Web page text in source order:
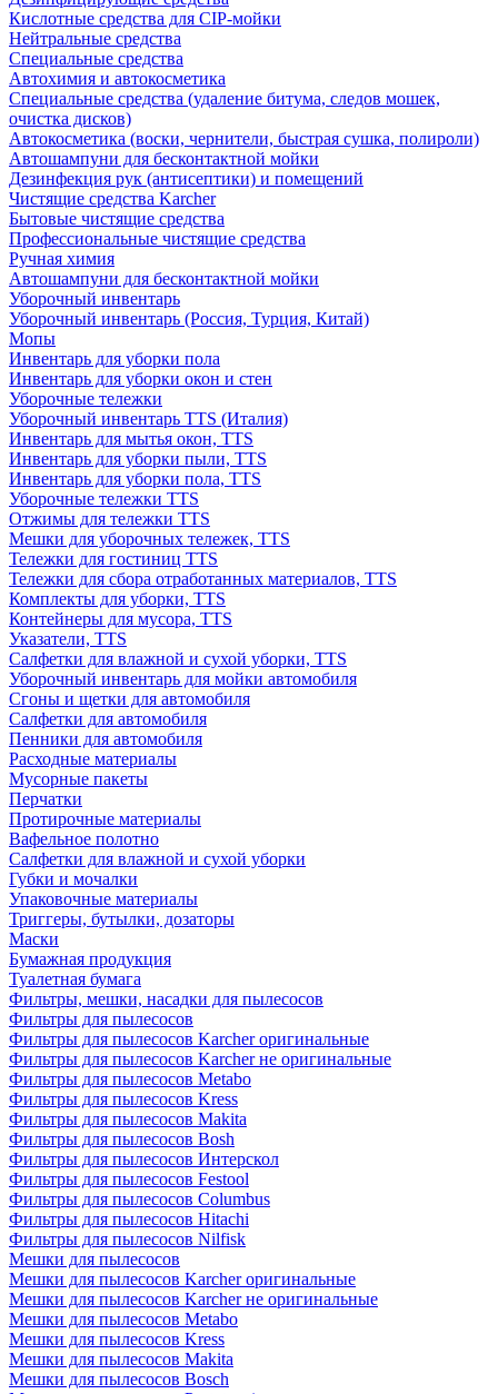
Кислотные средства для CIP-мойки
Нейтральные средства
Специальные средства
Автохимия и автокосметика
Специальные средства (удаление битума, следов мошек,
очистка дисков)
Автокосметика (воски, чернители, быстрая сушка, полироли)
Автошампуни для бесконтактной мойки
Дезинфекция рук (антисептики) и помещений
Чистящие средства Karcher
Бытовые чистящие средства
Профессиональные чистящие средства
Ручная химия
Автошампуни для бесконтактной мойки
Уборочный инвентарь
Уборочный инвентарь (Россия, Турция, Китай)
Мопы
Инвентарь для уборки пола
Инвентарь для уборки окон и стен
Уборочные тележки
Уборочный инвентарь TTS (Италия)
Инвентарь для мытья окон, TTS
Инвентарь для уборки пыли, TTS
Инвентарь для уборки пола, TTS
Уборочные тележки TTS
Отжимы для тележки TTS
Мешки для уборочных тележек, TTS
Тележки для гостиниц TTS
Тележки для сбора отработанных материалов, TTS
Комплекты для уборки, TTS
Контейнеры для мусора, TTS
Указатели, TTS
Салфетки для влажной и сухой уборки, TTS
Уборочный инвентарь для мойки автомобиля
Сгоны и щетки для автомобиля
Салфетки для автомобиля
Пенники для автомобиля
Расходные материалы
Мусорные пакеты
Перчатки
Протирочные материалы
Вафельное полотно
Салфетки для влажной и сухой уборки
Губки и мочалки
Упаковочные материалы
Триггеры, бутылки, дозаторы
Маски
Бумажная продукция
Туалетная бумага
Фильтры, мешки, насадки для пылесосов
Фильтры для пылесосов
Фильтры для пылесосов Karcher оригинальные
Фильтры для пылесосов Karcher не оригинальные
Фильтры для пылесосов Metabo
Фильтры для пылесосов Kress
Фильтры для пылесосов Makita
Фильтры для пылесосов Bosh
Фильтры для пылесосов Интерскол
Фильтры для пылесосов Festool
Фильтры для пылесосов Columbus
Фильтры для пылесосов Hitachi
Фильтры для пылесосов Nilfisk
Мешки для пылесосов
Мешки для пылесосов Karcher оригинальные
Мешки для пылесосов Karcher не оригинальные
Мешки для пылесосов Metabo
Мешки для пылесосов Kress
Мешки для пылесосов Makita
Мешки для пылесосов Bosch